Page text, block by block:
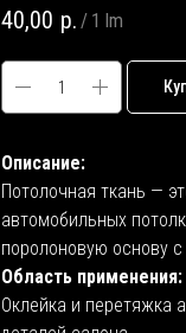
40,00 р. / 1 lm
Описание:
Потолочная ткань —
автомобильных
поролоновую основу
Область применения:
Оклейка и перетяжка